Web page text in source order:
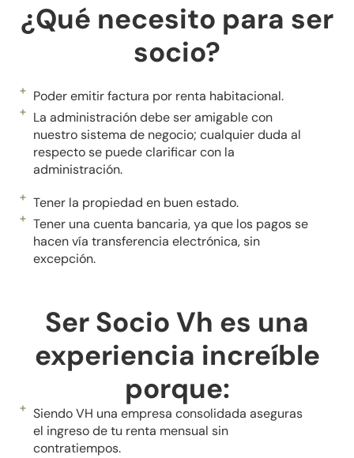
¿Qué necesito para ser
socio?
Tener la propiedad en buen estado.
Tener una cuenta bancaria, ya que los pagos se
hacen vía transferencia electrónica, sin
excepción.
Poder emitir factura por renta habitacional.
La administración debe ser amigable con
nuestro sistema de negocio; cualquier duda al
respecto se puede clarificar con la
administración.
Ser Socio Vh es una
experiencia increíble
porque:
Siendo VH una empresa consolidada aseguras
el ingreso de tu renta mensual sin
contratiempos.